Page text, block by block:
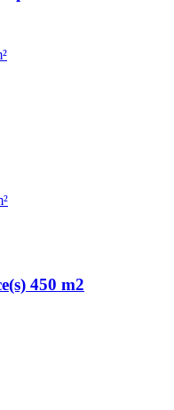
450 m2